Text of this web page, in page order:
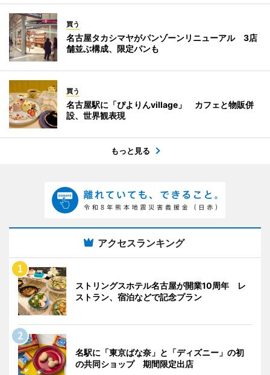
買う
名古屋タカシマヤがパンゾーンリニューアル 3店
舗並ぶ構成、限定パンも
買う
名古屋駅に「ぴよりんvillage」 カフェと物販併
設、世界観表現
もっと見る
アクセスランキング
ストリングスホテル名古屋が開業10周年 レ
ストラン、宿泊などで記念プラン
名駅に「東京ばな奈」と「ディズニー」の初
の共同ショップ 期間限定出店